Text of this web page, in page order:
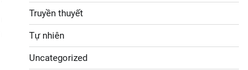
Truyền thuyết
Tự nhiên
Uncategorized